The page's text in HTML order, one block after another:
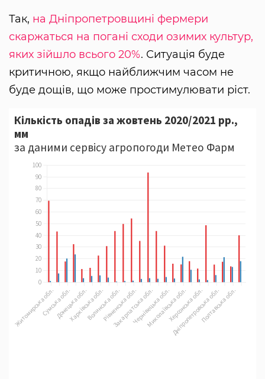
Так, на Дніпропетровщині фермери
скаржаться на погані сходи озимих культур,
яких зійшло всього 20%. Ситуація буде
критичною, якщо найближчим часом не
буде дощів, що може простимулювати ріст.